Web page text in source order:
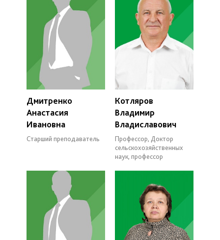
Дмитренко
Анастасия
Ивановна
Старший преподаватель
Котляров
Владимир
Владиславович
Профессор, Доктор
сельскохозяйственных
наук, профессор